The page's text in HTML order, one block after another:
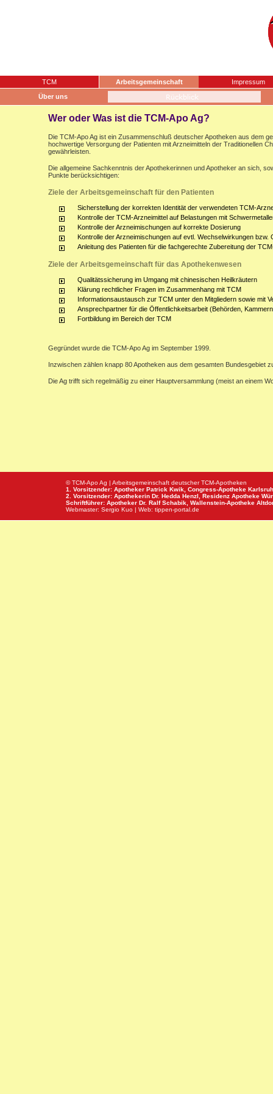
TCM Arbeitsgemeinschaft
Impressum
Über uns
Wer oder Was ist die TCM-Apo Ag?
Die TCM-Apo Ag ist ein Zusammenschluß deutscher Apotheken aus dem
hochwertige Versorgung der Patienten mit Arzneimitteln der Traditionellen
gewährleisten.
Die allgemeine Sachkenntnis der Apothekerinnen und Apotheker an sich,
Punkte berücksichtigen:
Ziele der Arbeitsgemeinschaft für den Patienten
Sicherstellung der korrekten Identität der verwendeten TCM-
Kontrolle der TCM-Arzneimittel auf Belastungen mit
Kontrolle der Arzneimischungen auf korrekte Dosierung
Kontrolle der Arzneimischungen auf evtl. Wechselwirkungen
Anleitung des Patienten für die fachgerechte Zubereitung der
Ziele der Arbeitsgemeinschaft für das Apothekenwesen
Qualitätssicherung im Umgang mit chinesischen Heilkräutern
Klärung rechtlicher Fragen im Zusammenhang mit TCM
Informationsaustausch zur TCM unter den Mitgliedern sowie mit
Ansprechpartner für die Öffentlichkeitsarbeit (Behörden,
Fortbildung im Bereich der TCM
Gegründet wurde die TCM-Apo Ag im September 1999.
Inzwischen zählen knapp 80 Apotheken aus dem gesamten Bundesgebiet
Die Ag trifft sich regelmäßig zu einer Hauptversammlung (meist an einem
© TCM-Apo Ag | Arbeitsgemeinschaft deutscher TCM-Apotheken
1. Vorsitzender: Apotheker Patrick Kwik, Congress-Apotheke
2. Vorsitzender: Apothekerin Dr. Hedda Henzl, Residenz Apotheke
Schriftführer: Apotheker Dr. Ralf Schabik, Wallenstein-Apotheke
Webmaster: Sergio Kuo | Web: tippen-portal.de